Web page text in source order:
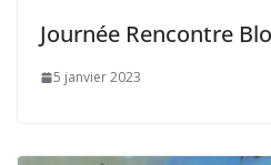
Journée Rencontre
5 janvier 2023